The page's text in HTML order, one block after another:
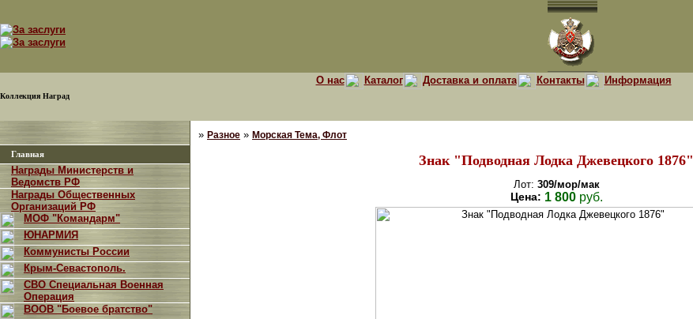
Коллекция Наград
О нас Каталог Доставка и оплата Контакты Информация
Главная
Награды Министерств и
Ведомств РФ
Награды Общественных
Организаций РФ
МОФ "Командарм"
ЮНАРМИЯ
Коммунисты России
Крым-Севастополь.
СВО Специальная Военная
Операция
ВООВ "Боевое братство"
» Разное » Морская Тема, Флот
Знак "Подводная Лодка Джевецкого 1876"
Лот: 309/мор/мак
Цена: 1 800руб.